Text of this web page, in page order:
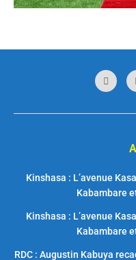
Kinshasa : L’avenue
Kabambare
Kinshasa : L’avenue
Kabambare
RDC : Augustin Kabuya